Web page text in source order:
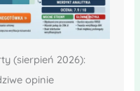
(sierpień 2026):
opinie